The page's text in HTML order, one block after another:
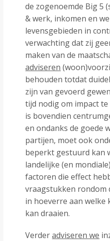
de zogenoemde Big 5
& werk, inkomen en
levensgebieden in
verwachting dat zij
maken van de
adviseren
behouden totdat
zijn van gevoerd
tijd nodig om impact
is bovendien
en ondanks de goede
partijen, moet ook
beperkt gestuurd kan
landelijke (en
factoren die effect
vraagstukken rondom
in hoeverre aan welke
kan draaien.
Verderadviseren we